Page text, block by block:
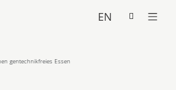
EN
gentechnikfreies Essen